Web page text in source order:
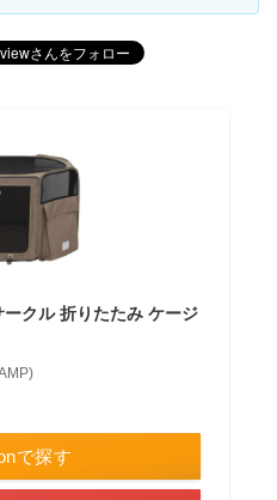
クル 折りたたみ ケージ
で探す